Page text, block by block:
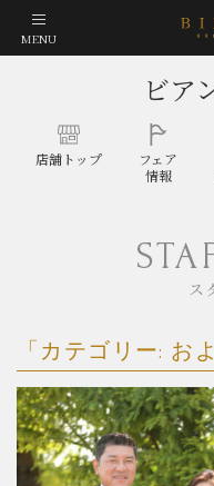
MENU
ビア
店舗トップ
フェア
情報
ス
「カテゴリー: お